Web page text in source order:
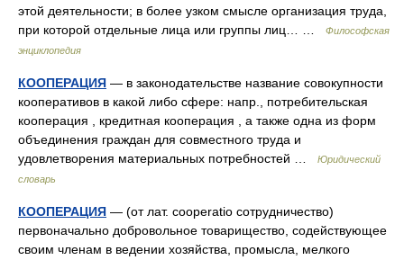
этой деятельности; в более узком смысле организация труда,
при которой отдельные лица или группы лиц… …
Философская
энциклопедия
КООПЕРАЦИЯ — в законодательстве название совокупности
кооперативов в какой либо сфере: напр., потребительская
кооперация , кредитная кооперация , а также одна из форм
объединения граждан для совместного труда и
удовлетворения материальных потребностей …
Юридический
словарь
КООПЕРАЦИЯ — (от лат. cooperatio сотрудничество)
первоначально добровольное товарищество, содействующее
своим членам в ведении хозяйства, промысла, мелкого